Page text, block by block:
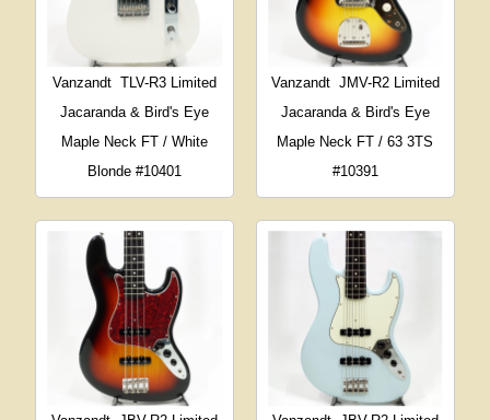
Vanzandt TLV-R3 Limited
Jacaranda & Bird's Eye
Maple Neck FT / White
Blonde #10401
Vanzandt JMV-R2 Limited
Jacaranda & Bird's Eye
Maple Neck FT / 63 3TS
#10391